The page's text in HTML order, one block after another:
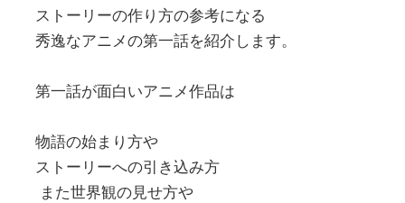
ストーリーの作り方の参考になる
秀逸なアニメの第一話を紹介します。
第一話が面白いアニメ作品は
物語の始まり方や
ストーリーへの引き込み方
また世界観の見せ方や